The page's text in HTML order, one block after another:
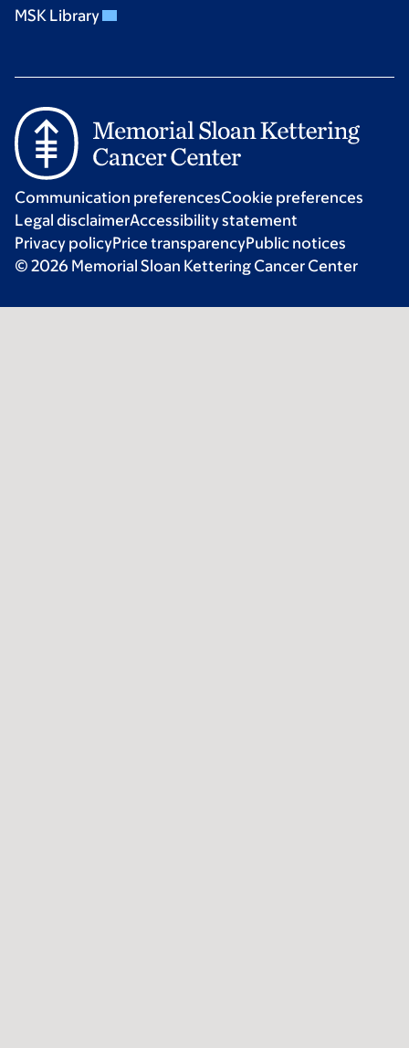
MSK Library
Communication preferencesCookie preferences
Legal disclaimerAccessibility statement
Privacy policyPrice transparencyPublic notices
© 2026 Memorial Sloan Kettering Cancer Center